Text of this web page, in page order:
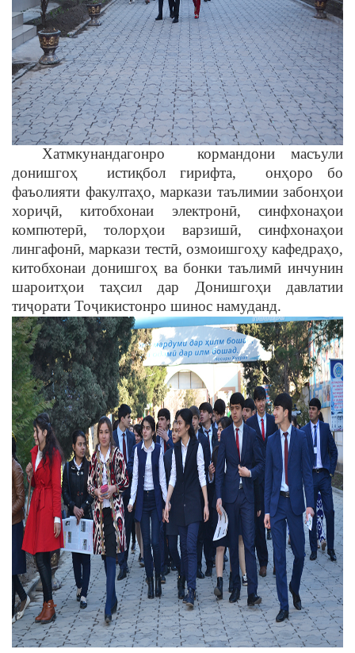
Хатмкунандагонро кормандони масъули
донишгоҳ истиқбол гирифта, онҳоро бо
фаъолияти факултаҳо, маркази таълимии забонҳои
хориҷӣ, китобхонаи электронӣ, синфхонаҳои
компютерӣ, толорҳои варзишӣ, синфхонаҳои
лингафонӣ, маркази тестӣ, озмоишгоҳу кафедраҳо,
китобхонаи донишгоҳ ва бонки таълимӣ инчунин
шароитҳои таҳсил дар Донишгоҳи давлатии
тиҷорати Тоҷикистонро шинос намуданд.